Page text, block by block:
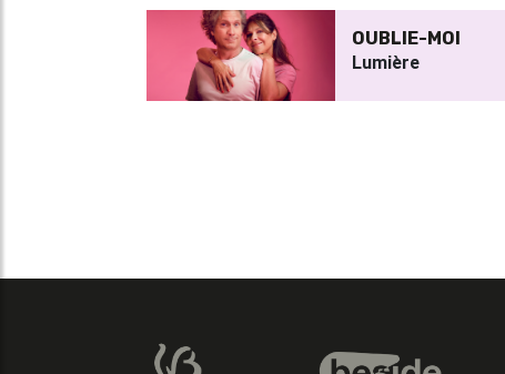
OUBLIE-MOI
Lumière